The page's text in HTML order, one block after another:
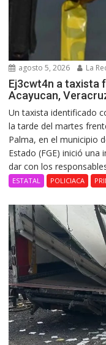
agosto 5, 2026 La
Ej3cwt4n a taxista
Acayucan,
Un taxista identificado
la tarde del martes
Palma, en el municipio
Estado (FGE) inició una
dar con los
ESTATAL POLICIACA